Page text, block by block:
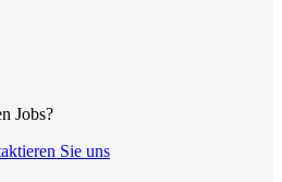
Jobs?
Sie uns